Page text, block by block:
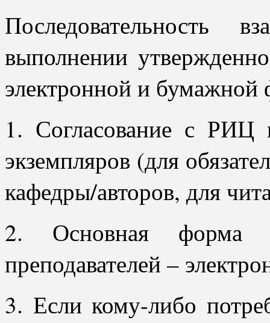
выполнении
электронной и бумажной
1. Согласование с РИЦ
экземпляров (для
кафедры/авторов, для
2. Основная форма
преподавателей –
3. Если кому-либо